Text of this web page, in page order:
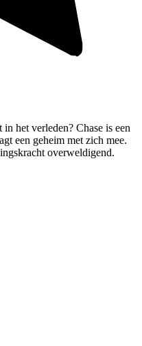
het verleden? Chase is een
een geheim met zich mee.
overweldigend.